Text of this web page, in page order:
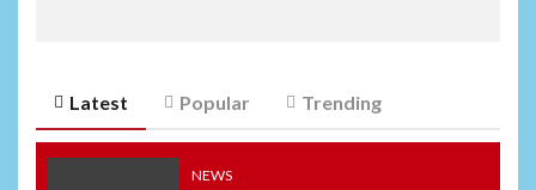
Latest Popular Trending
NEWS